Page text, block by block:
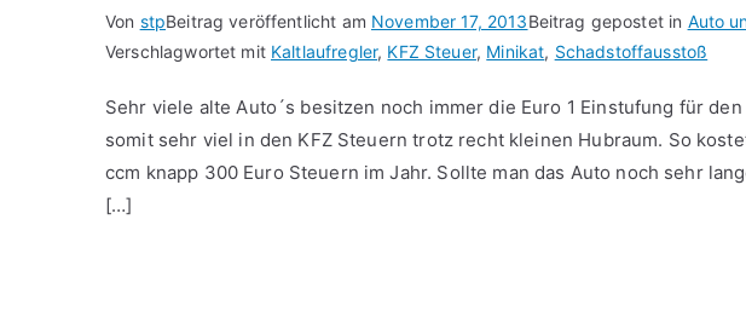
Von stpBeitrag veröffentlicht am November 17, 2013Beitrag gepostet in Auto
Verschlagwortet mit Kaltlaufregler, KFZ Steuer, Minikat, Schadstoffausstoß
Sehr viele alte Auto´s besitzen noch immer die Euro 1 Einstufung für
somit sehr viel in den KFZ Steuern trotz recht kleinen Hubraum. So
ccm knapp 300 Euro Steuern im Jahr. Sollte man das Auto noch sehr
[…]